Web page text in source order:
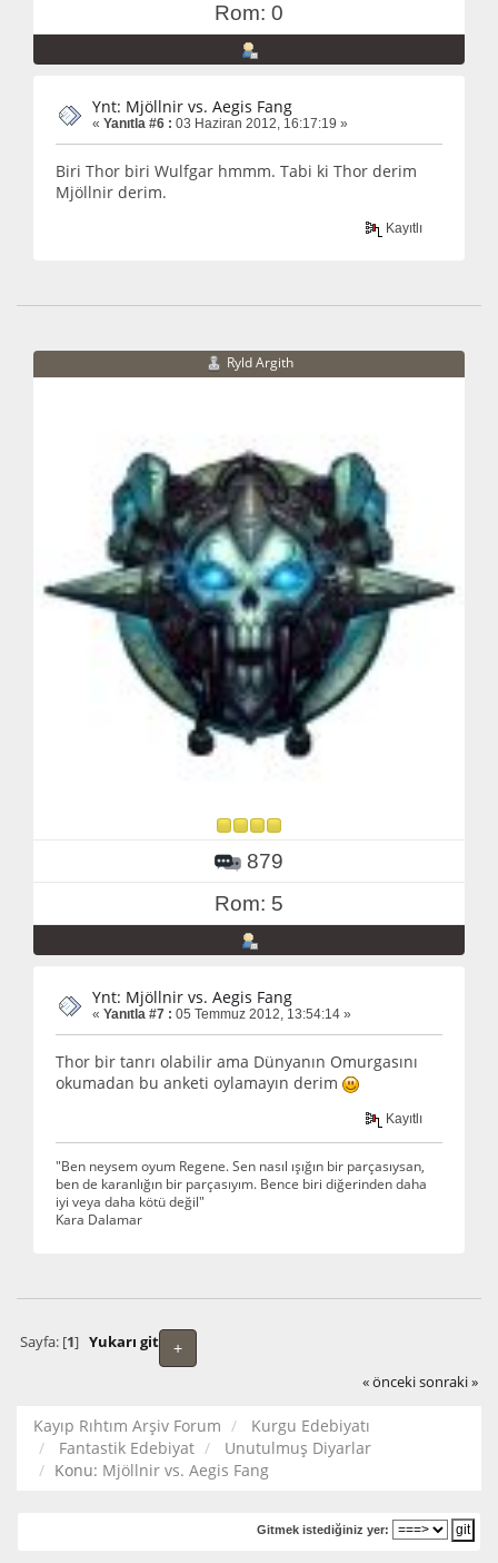
Rom: 0
Ynt: Mjöllnir vs. Aegis Fang
« Yanıtla #6 : 03 Haziran 2012, 16:17:19 »
Biri Thor biri Wulfgar hmmm. Tabi ki Thor derim
Mjöllnir derim.
Kayıtlı
Ryld Argith
879
Rom: 5
Ynt: Mjöllnir vs. Aegis Fang
« Yanıtla #7 : 05 Temmuz 2012, 13:54:14 »
Thor bir tanrı olabilir ama Dünyanın Omurgasını
okumadan bu anketi oylamayın derim
Kayıtlı
"Ben neysem oyum Regene. Sen nasıl ışığın bir parçasıysan,
ben de karanlığın bir parçasıyım. Bence biri diğerinden daha
iyi veya daha kötü değil"
Kara Dalamar
+
Sayfa: [1] Yukarı git
« önceki sonraki »
Kayıp Rıhtım Arşiv Forum
Kurgu Edebiyatı
Fantastik Edebiyat
Unutulmuş Diyarlar
Konu: Mjöllnir vs. Aegis Fang
Gitmek istediğiniz yer: